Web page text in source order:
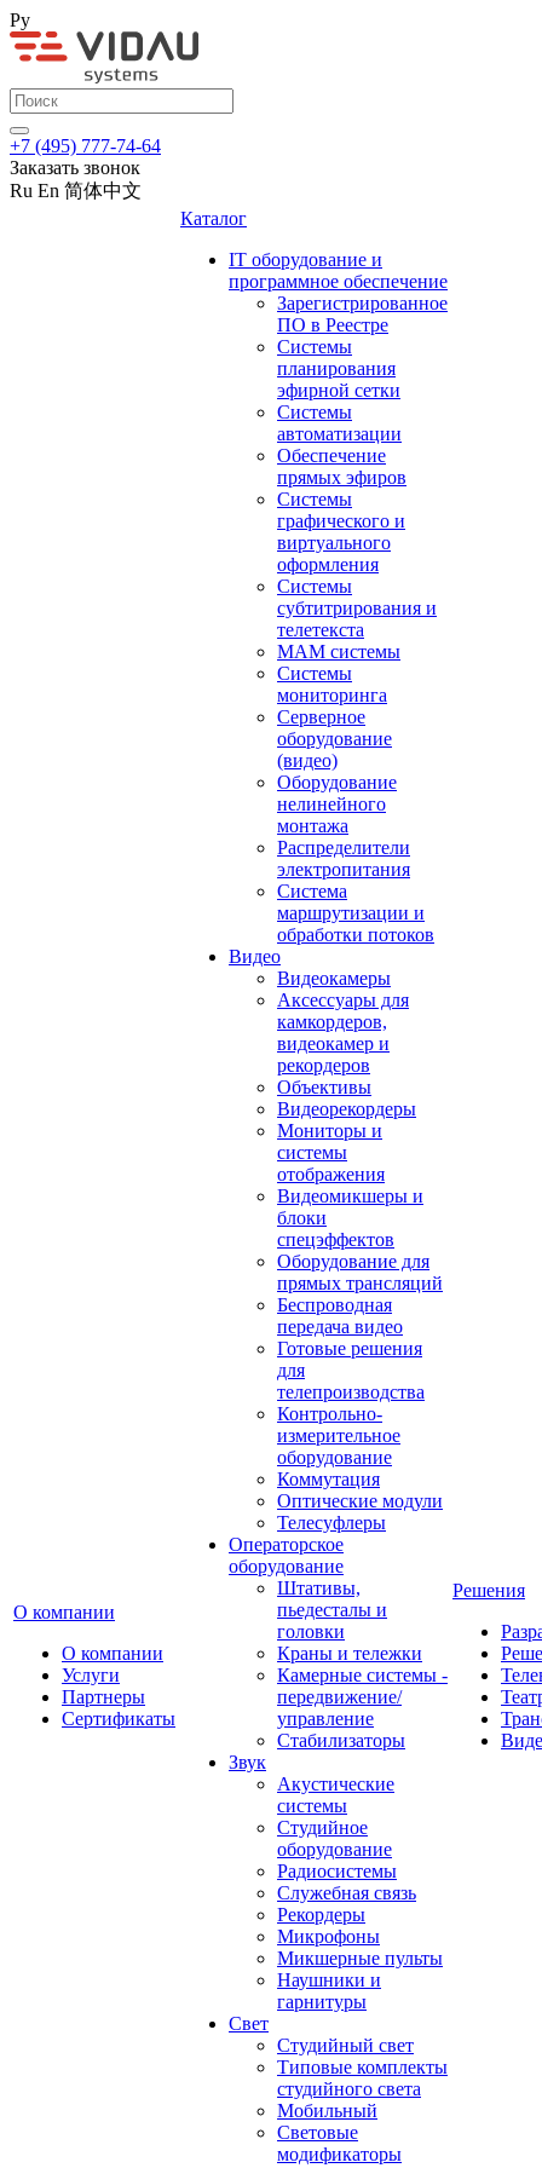
Ру
+7 (495) 777-74-64
Заказать звонок
Ru En 简体中文
О компании
О компании
Услуги
Партнеры
Сертификаты
Каталог
IT оборудование и
программное обеспечение
Зарегистрированное
ПО в Реестре
Системы
планирования
эфирной сетки
Системы
автоматизации
Обеспечение
прямых эфиров
Системы
графического и
виртуального
оформления
Системы
субтитрирования и
телетекста
MAM системы
Системы
мониторинга
Серверное
оборудование
(видео)
Оборудование
нелинейного
монтажа
Распределители
электропитания
Система
маршрутизации и
обработки потоков
Видео
Видеокамеры
Аксессуары для
камкордеров,
видеокамер и
рекордеров
Объективы
Видеорекордеры
Мониторы и
системы
отображения
Видеомикшеры и
блоки
спецэффектов
Оборудование для
прямых трансляций
Беспроводная
передача видео
Готовые решения
для
телепроизводства
Контрольно-
измерительное
оборудование
Коммутация
Оптические модули
Телесуфлеры
Операторское
оборудование
Штативы,
пьедесталы и
головки
Краны и тележки
Камерные системы -
передвижение/
управление
Стабилизаторы
Звук
Акустические
системы
Студийное
оборудование
Радиосистемы
Служебная связь
Рекордеры
Микрофоны
Микшерные пульты
Наушники и
гарнитуры
Свет
Студийный свет
Типовые комплекты
студийного света
Мобильный
Световые
модификаторы
Решения